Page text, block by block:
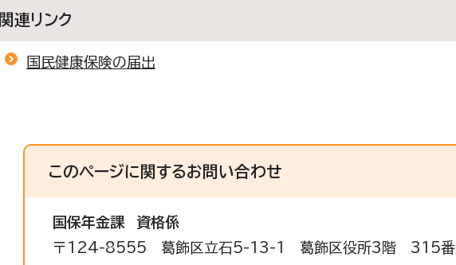
関連リンク
国民健康保険の届出
このページに関するお問い合わせ
国保年金課
資格係
〒124-8555 葛飾区立石5-13-1 葛飾区役所3階 315番